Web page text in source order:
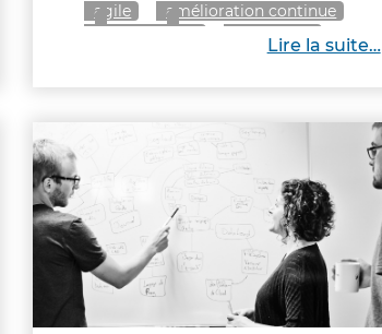
agile
amélioration continue
vie interne
Lire la suite…